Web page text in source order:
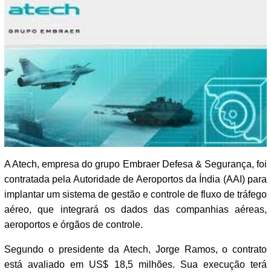
A Atech, empresa do grupo Embraer Defesa & Segurança, foi
contratada pela Autoridade de Aeroportos da Índia (AAI) para
implantar um sistema de gestão e controle de fluxo de tráfego
aéreo, que integrará os dados das companhias aéreas,
aeroportos e órgãos de controle.
Segundo o presidente da Atech, Jorge Ramos, o contrato
está avaliado em US$ 18,5 milhões. Sua execução terá